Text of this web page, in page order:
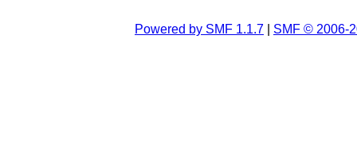
Powered by SMF 1.1.7 SMF © 2006-